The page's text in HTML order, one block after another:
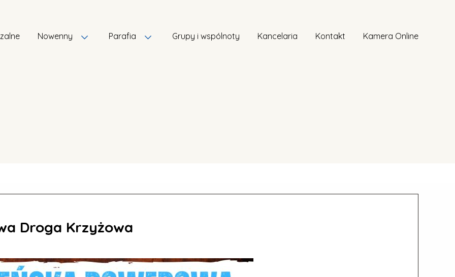
Nowenny Parafia Grupy i wspólnoty Kancelaria Kontakt Kamera Online
Droga Krzyżowa